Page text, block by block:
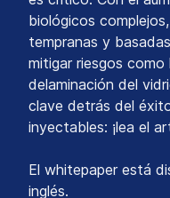
biológicos
tempranas y
mitigar riesgos
delaminación del
clave detrás del
inyectables: ¡lea el
El whitepaper está
inglés.